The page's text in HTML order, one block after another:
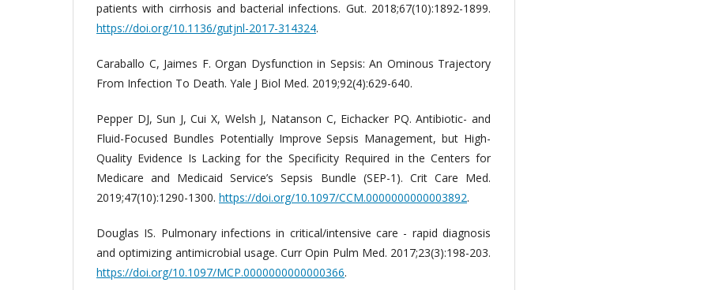
patients with cirrhosis and bacterial infections. Gut. 2018;67(10):1892-1899.
https://doi.org/10.1136/gutjnl-2017-314324.
Caraballo C, Jaimes F. Organ Dysfunction in Sepsis: An Ominous Trajectory
From Infection To Death. Yale J Biol Med. 2019;92(4):629-640.
Pepper DJ, Sun J, Cui X, Welsh J, Natanson C, Eichacker PQ. Antibiotic- and
Fluid-Focused Bundles Potentially Improve Sepsis Management, but High-
Quality Evidence Is Lacking for the Specificity Required in the Centers for
Medicare and Medicaid Service’s Sepsis Bundle (SEP-1). Crit Care Med.
2019;47(10):1290-1300. https://doi.org/10.1097/CCM.0000000000003892.
Douglas IS. Pulmonary infections in critical/intensive care - rapid diagnosis
and optimizing antimicrobial usage. Curr Opin Pulm Med. 2017;23(3):198-203.
https://doi.org/10.1097/MCP.0000000000000366.